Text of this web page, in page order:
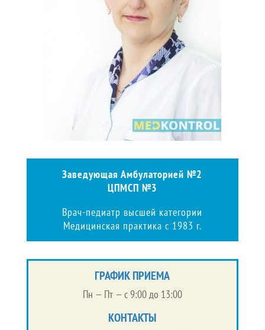
Заведующая Амбулаторией №2
ЦПМСП №3
Врач-педиатр высшей категории
Медицинская практика с 1983 г.
ГРАФИК ПРИЕМА
Пн — Пт — c 9:00 до 13:00
КОНТАКТЫ